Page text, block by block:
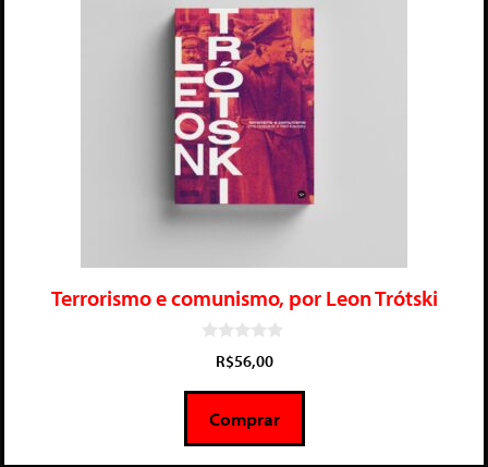
Terrorismo e comunismo, por Leon Trótski
5
R$56,00
Comprar